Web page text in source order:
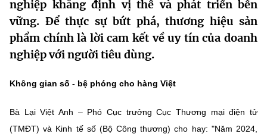
Sở Khoa học và Công nghệ
Chuyển đổi số
Bưu chính, Viễn thông
Sở hữu trí tuệ
Tiêu chuẩn, đo lường, chất lượng
Văn bản QPPL
Văn bản chỉ đạo điều hành
Lấy ý kiến người dân về dự thảo VBQPPL
MST IOFFICE
THỐNG KÊ
Khoa học và Công nghệ
Đổi mới sáng tạo
Multimedia
Khác
nghiệp khẳng định vị thế và phát triển bền
vững. Để thực sự bứt phá, thương hiệu sản
phẩm chính là lời cam kết về uy tín của doanh
nghiệp với người tiêu dùng.
Không gian số - bệ phóng cho hàng Việt
Bà Lại Việt Anh – Phó Cục trưởng Cục Thương mại điện tử
(TMĐT) và Kinh tế số (Bộ Công thương) cho hay: "Năm 2024,